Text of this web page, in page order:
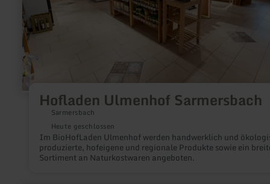
Hofladen Ulmenhof Sarmersbach
Sarmersbach
Heute geschlossen
Im BioHofLaden Ulmenhof werden handwerklich und
produzierte, hofeigene und regionale Produkte sowie ein
Sortiment an Naturkostwaren angeboten.